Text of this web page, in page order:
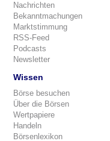
Nachrichten
Bekanntmachungen
Marktstimmung
RSS-Feed
Podcasts
Newsletter
Wissen
Börse besuchen
Über die Börsen
Wertpapiere
Handeln
Börsenlexikon